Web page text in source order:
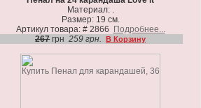
Материал: .
Размер: 19 см.
Артикул товара: # 2866
Подробнее...
267 грн 259 грн. В Корзину